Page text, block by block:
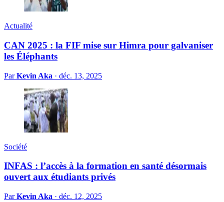
Actualité
CAN 2025 : la FIF mise sur Himra pour galvaniser
les Éléphants
ParKevin Aka · déc. 13, 2025
Société
INFAS : l’accès à la formation en santé désormais
ouvert aux étudiants privés
ParKevin Aka · déc. 12, 2025